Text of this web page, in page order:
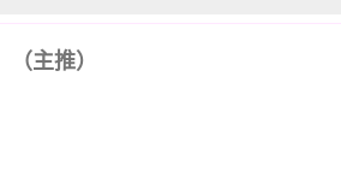
（主推）